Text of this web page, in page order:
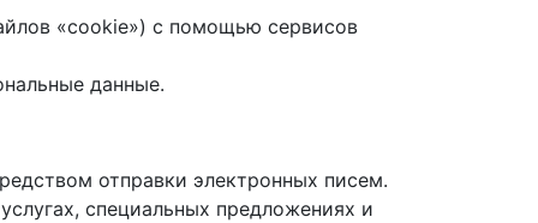
«cookie») с помощью сервисов
данные.
отправки электронных писем.
специальных предложениях и